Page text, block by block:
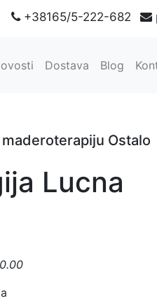
+38165/5-222-682
Dostava Blog
Ostalo
Lucna
0.00